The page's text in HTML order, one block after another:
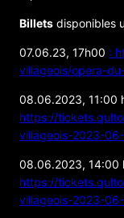
Billets disponibles
07.06.23, 17h00 :
villageois/opera-
08.06.2023, 11:00
https://
villageois-2023-
08.06.2023, 14:00
https://
villageois-2023-